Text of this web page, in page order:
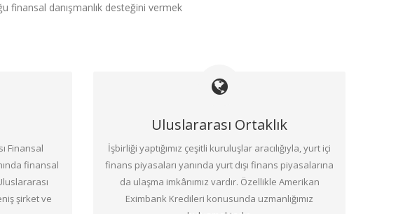
finansal danışmanlık desteğini vermek
Finansal
finansal
şirket ve
Uluslararası Ortaklık
İşbirliği yaptığımız çeşitli kuruluşlar aracılığıyla, yurt içi
finans piyasaları yanında yurt dışı finans piyasalarına
da ulaşma imkânımız vardır. Özellikle Amerikan
Eximbank Kredileri konusunda uzmanlığımız